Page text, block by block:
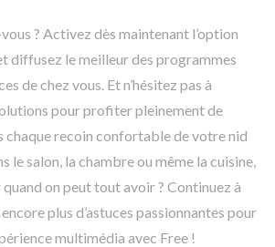
? Activez dès maintenant l’option
diffusez le meilleur des programmes
de chez vous. Et n’hésitez pas à
pour profiter pleinement de
chaque recoin confortable de votre nid
le salon, la chambre ou même la cuisine,
on peut tout avoir ? Continuez à
plus d’astuces passionnantes pour
multimédia avec Free !